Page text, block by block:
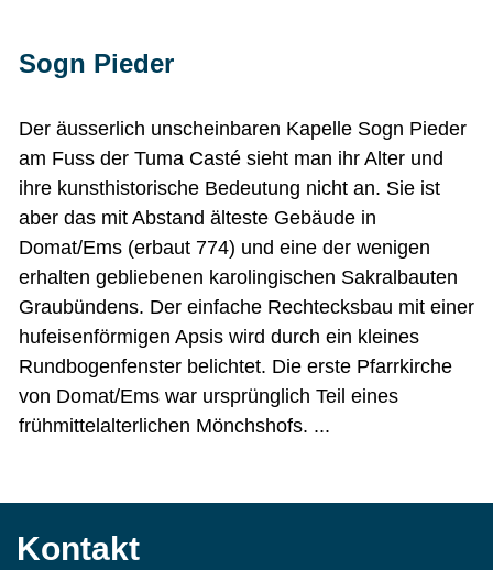
Sogn Pieder
Der äusserlich unscheinbaren Kapelle Sogn Pieder
am Fuss der Tuma Casté sieht man ihr Alter und
ihre kunsthistorische Bedeutung nicht an. Sie ist
aber das mit Abstand älteste Gebäude in
Domat/Ems (erbaut 774) und eine der wenigen
erhalten gebliebenen karolingischen Sakralbauten
Graubündens. Der einfache Rechtecksbau mit einer
hufeisenförmigen Apsis wird durch ein kleines
Rundbogenfenster belichtet. Die erste Pfarrkirche
von Domat/Ems war ursprünglich Teil eines
frühmittelalterlichen Mönchshofs. ...
Kontakt